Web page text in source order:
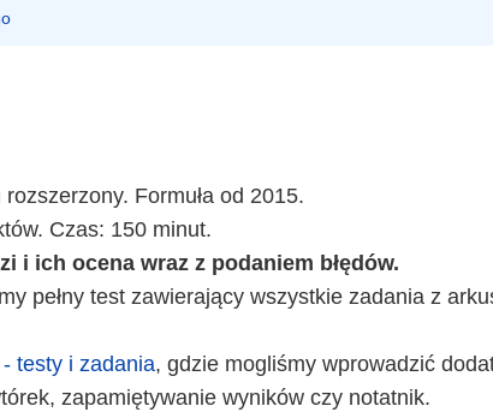
Formuła od 2015.
Czas: 150 minut.
i ich ocena wraz z podaniem błędów.
pełny test zawierający wszystkie zadania z
testy i zadania, gdzie mogliśmy wprowadzić
zapamiętywanie wyników czy notatnik.